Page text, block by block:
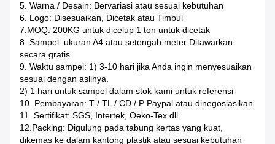
5. Warna / Desain: Bervariasi atau sesuai kebutuhan
6. Logo: Disesuaikan, Dicetak atau Timbul
7.MOQ: 200KG untuk dicelup 1 ton untuk dicetak
8. Sampel: ukuran A4 atau setengah meter Ditawarkan
secara gratis
9. Waktu sampel: 1) 3-10 hari jika Anda ingin menyesuaikan
sesuai dengan aslinya.
2) 1 hari untuk sampel dalam stok kami untuk referensi
10. Pembayaran: T / TL / CD / P Paypal atau dinegosiasikan
11. Sertifikat: SGS, Intertek, Oeko-Tex dll
12.Packing: Digulung pada tabung kertas yang kuat,
dikemas ke dalam kantong plastik atau sesuai kebutuhan